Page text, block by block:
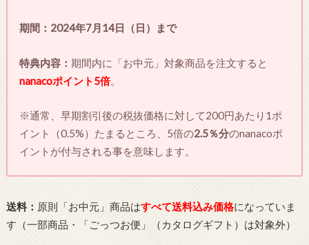
期間：2024年7月14日（日）まで
特典内容：期間内に「お中元」対象商品を注文すると
nanacoポイント5倍。
※通常、早期割引後の税抜価格に対して200円あたり1ポ
イント（0.5%）たまるところ、5倍の2.5％分のnanacoポ
イントが付与される事を意味します。
送料： 原則「お中元」商品はすべて送料込み価格になっていま
す（一部商品・「ごっつお便」（カタログギフト）は対象外）